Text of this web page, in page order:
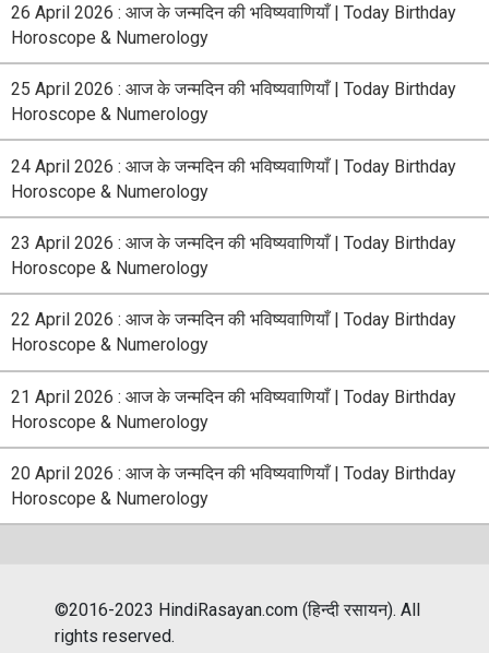
26 April 2026 : आज के जन्मदिन की भविष्यवाणियाँ | Today Birthday
Horoscope & Numerology
25 April 2026 : आज के जन्मदिन की भविष्यवाणियाँ | Today Birthday
Horoscope & Numerology
24 April 2026 : आज के जन्मदिन की भविष्यवाणियाँ | Today Birthday
Horoscope & Numerology
23 April 2026 : आज के जन्मदिन की भविष्यवाणियाँ | Today Birthday
Horoscope & Numerology
22 April 2026 : आज के जन्मदिन की भविष्यवाणियाँ | Today Birthday
Horoscope & Numerology
21 April 2026 : आज के जन्मदिन की भविष्यवाणियाँ | Today Birthday
Horoscope & Numerology
20 April 2026 : आज के जन्मदिन की भविष्यवाणियाँ | Today Birthday
Horoscope & Numerology
©2016-2023 HindiRasayan.com (हिन्दी रसायन). All
rights reserved.